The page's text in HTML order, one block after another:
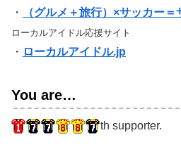
・ （グルメ＋旅行）×サッカー＝
ローカルアイドル応援サイト
・ ローカルアイドル.jp
You are…
th supporter.